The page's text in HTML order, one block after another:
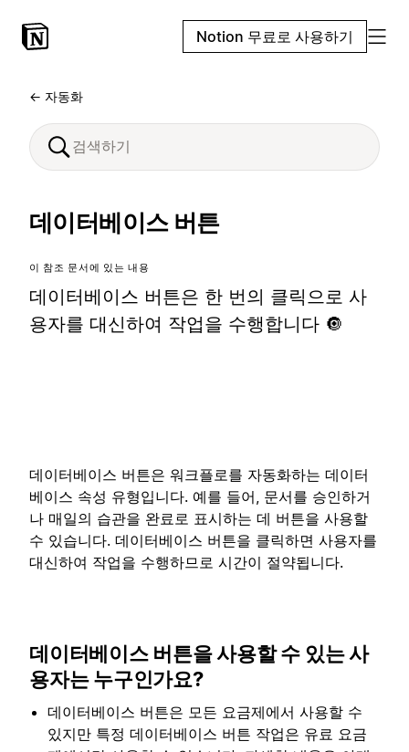
Notion 무료로 사용하기
← 자동화
데이터베이스 버튼
이 참조 문서에 있는 내용
데이터베이스 버튼은 한 번의 클릭으로 사
용자를 대신하여 작업을 수행합니다 🔘
데이터베이스 버튼은 워크플로를 자동화하는 데이터
베이스 속성 유형입니다. 예를 들어, 문서를 승인하거
나 매일의 습관을 완료로 표시하는 데 버튼을 사용할
수 있습니다. 데이터베이스 버튼을 클릭하면 사용자를
대신하여 작업을 수행하므로 시간이 절약됩니다.
데이터베이스 버튼을 사용할 수 있는 사
용자는 누구인가요?
데이터베이스 버튼은 모든 요금제에서 사용할 수
있지만 특정 데이터베이스 버튼 작업은 유료 요금